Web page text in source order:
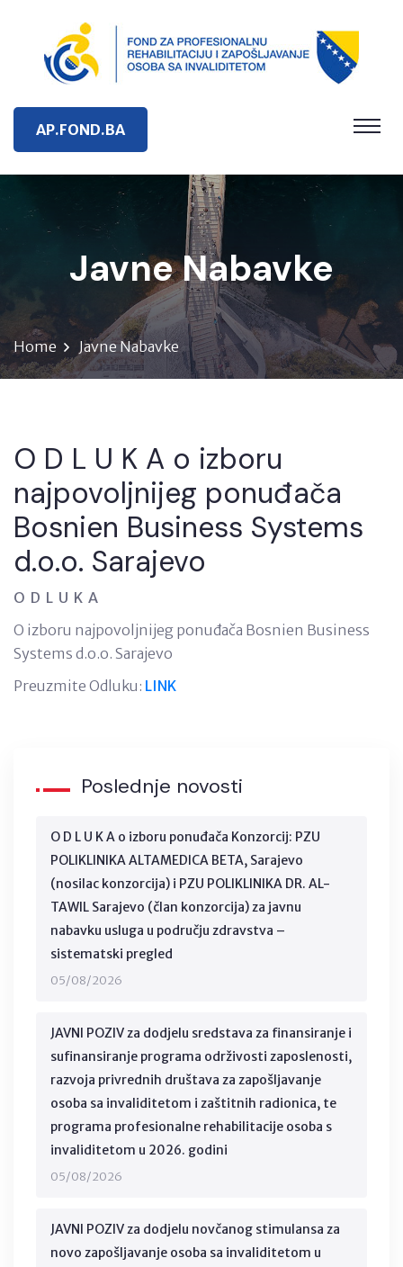
AP.FOND.BA
Javne Nabavke
Home Javne Nabavke
O D L U K A o izboru
najpovoljnijeg ponuđača
Bosnien Business Systems
d.o.o. Sarajevo
O D L U K A
O izboru najpovoljnijeg ponuđača Bosnien Business
Systems d.o.o. Sarajevo
Preuzmite Odluku: LINK
Poslednje novosti
O D L U K A o izboru ponuđača Konzorcij: PZU
POLIKLINIKA ALTAMEDICA BETA, Sarajevo
(nosilac konzorcija) i PZU POLIKLINIKA DR. AL-
TAWIL Sarajevo (član konzorcija) za javnu
nabavku usluga u području zdravstva –
sistematski pregled
05/08/2026
JAVNI POZIV za dodjelu sredstava za finansiranje i
sufinansiranje programa održivosti zaposlenosti,
razvoja privrednih društava za zapošljavanje
osoba sa invaliditetom i zaštitnih radionica, te
programa profesionalne rehabilitacije osoba s
invaliditetom u 2026. godini
05/08/2026
JAVNI POZIV za dodjelu novčanog stimulansa za
novo zapošljavanje osoba sa invaliditetom u